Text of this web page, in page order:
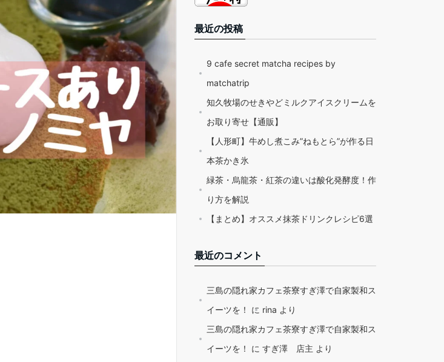
最近の投稿
9 cafe secret matcha recipes by
matchatrip
知久牧場のせきやどミルクアイスクリームを
お取り寄せ【通販】
【人形町】牛めし煮こみ”ねもとら”が作る日
本茶かき氷
緑茶・烏龍茶・紅茶の違いは酸化発酵度！作
り方を解説
【まとめ】オススメ抹茶ドリンクレシピ6選
最近のコメント
三島の隠れ家カフェ茶寮すぎ澤で自家製和ス
イーツを！
に rina より
三島の隠れ家カフェ茶寮すぎ澤で自家製和ス
イーツを！
に すぎ澤 店主 より